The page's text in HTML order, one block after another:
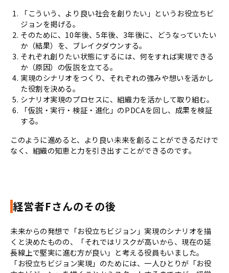
「こういう、より良い社会を創りたい」というお役立ちビ
ジョンを掲げる。
そのために、10年後、5年後、3年後に、どうなっていたい
か（結果）を、ブレイクダウンする。
それぞれ創りたい状態にするには、何をすれば実現できる
か（原因）の仮説を立てる。
実現のシナリオをつくり、それぞれの強みや想いを活かし
た役割を決める。
シナリオ実現のプロセスに、組織力を活かして取り組む。
「仮説・実行・検証・進化」のPDCAを回し、成果を検証
する。
このように進めると、より良い未来を創ることができるだけで
なく、組織の知恵と力を引き出すことができるのです。
経営者Fさんのその後
未来からの発想で「お役立ちビジョン」実現のシナリオを描
くと決めたものの、「それではリスクが高いから、現在の延
⾧線上で堅実に進む方が良い」と考える役員もいました。
「お役立ちビジョン実現」のためには、一人ひとりが「お役